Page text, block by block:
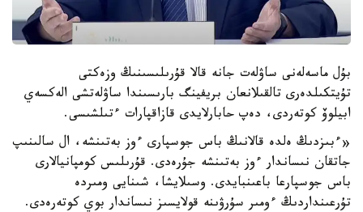
بۇل ماسەلەنى ساۋلەت جانە قالا قۇرىلىسىنىڭ وزەكتى
تۇيتكىلدەرى تالقىلانعان بريفينگ بارىسىندا ساۋلەتشى الەكسەي
ابيلوۆ كوتەردى، دەپ حابارلايدى قازاقپارات ءتىلشىسى.
«ءبىزدىڭ ەلدە قالانىڭ باس جوسپارى ءوز بەتىنشە، ال سالىنىپ
جاتقان نىساندار ءوز بەتىنشە جۇرەدى. قۇرىلىس كومپانيالارى
باس جوسپارعا باعىنبايدى. وسىلايشا، شىنايى ومىردە
تۇرعىنداردىڭ ءومىر سۇرۋىنە قولايسىز نىساندار بوي كوتەرەدى.